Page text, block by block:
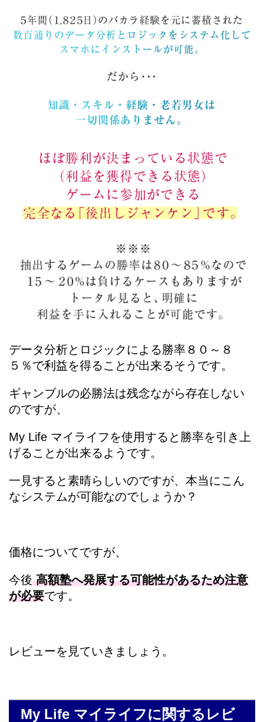
データ分析とロジックによる勝率８０～８
５％で利益を得ることが出来るそうです。
ギャンブルの必勝法は残念ながら存在しない
のですが、
My Life マイライフを使用すると勝率を引き上
げることが出来るようです。
一見すると素晴らしいのですが、本当にこん
なシステムが可能なのでしょうか？
価格についてですが、
今後高額塾へ発展する可能性があるため注意
が必要です。
レビューを見ていきましょう。
My Life マイライフに関するレビ